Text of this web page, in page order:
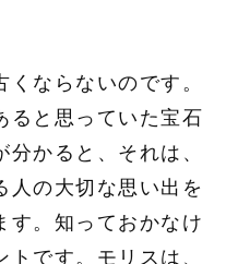
ならないのです。
ると思っていた宝石
かると、それは、
人の大切な思い出を
す。知っておかなけ
です。モリスは、